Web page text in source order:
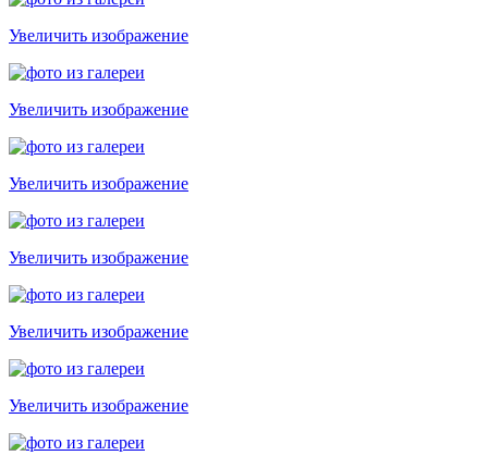
Увеличить изображение
Увеличить изображение
Увеличить изображение
Увеличить изображение
Увеличить изображение
Увеличить изображение